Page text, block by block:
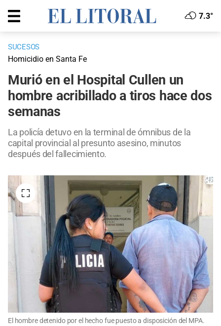
7.3°
SUCESOS
Homicidio en Santa Fe
Murió en el Hospital Cullen un
hombre acribillado a tiros hace dos
semanas
La policía detuvo en la terminal de ómnibus de la
capital provincial al presunto asesino, minutos
después del fallecimiento.
El hombre detenido por el hecho fue puesto a disposición del MPA.